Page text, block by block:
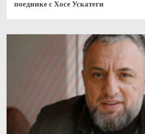
поединке с Хосе Ускатеги